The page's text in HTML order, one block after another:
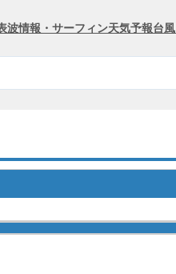
波情報・サーフィン天気予報台風